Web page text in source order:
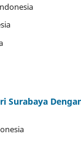
Surabaya